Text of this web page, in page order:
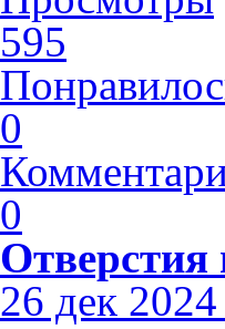
595
0
0
Отверстия
26 дек 2024